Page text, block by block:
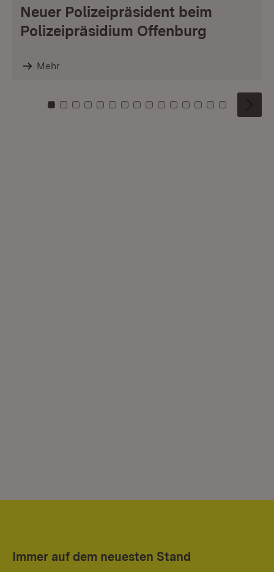
Neuer Polizeipräsident beim
Polizeipräsidium Offenburg
Mehr
Zu Kachel: 0
Zu Kachel: 1
Zu Kachel: 2
Zu Kachel: 3
Zu Kachel: 4
Zu Kachel: 5
Zu Kachel: 6
Zu Kachel: 7
Zu Kachel: 8
Zu Kachel: 9
Zu Kachel: 10
Zu Kachel: 11
Zu Kachel: 12
Zu Kachel:
Zu
Immer auf dem neuesten Stand